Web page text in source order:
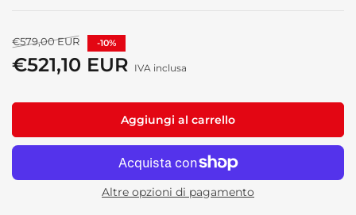
Prezzo
standard
€579,00 EUR -10%
Prezzo
€521,10 EUR IVA inclusa
Aggiungi al carrello
Altre opzioni di pagamento